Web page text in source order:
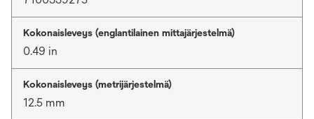
Kokonaisleveys (englantilainen mittajärjestelmä)
0.49 in
Kokonaisleveys (metrijärjestelmä)
12.5 mm